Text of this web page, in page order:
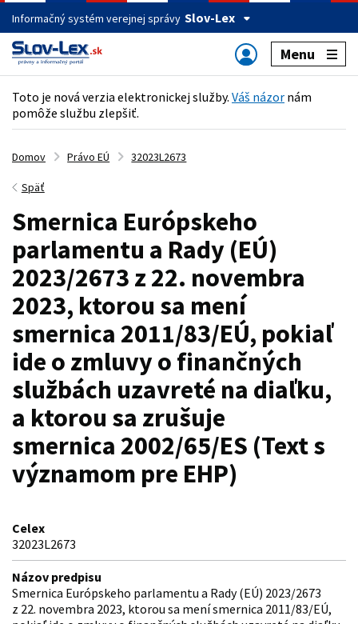
Informačný systém verejnej správy Slov-Lex
Menu
Toto je nová verzia elektronickej služby. Váš názor nám
pomôže službu zlepšiť.